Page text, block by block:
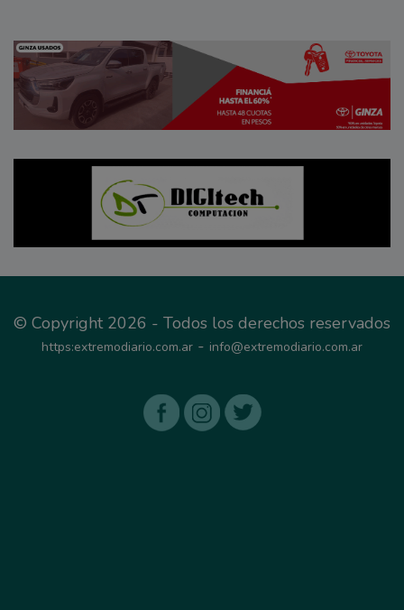
© Copyright 2026 - Todos los derechos reservados
https:extremodiario.com.ar - info@extremodiario.com.ar